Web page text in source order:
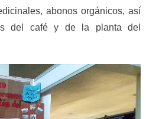
abonos orgánicos, así
del café y de la planta del